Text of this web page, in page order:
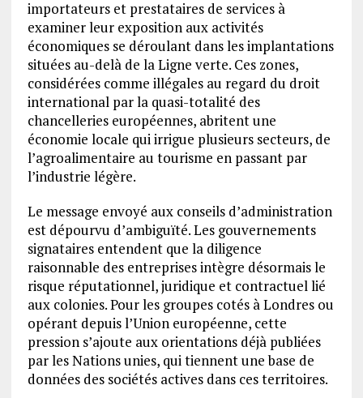
importateurs et prestataires de services à
examiner leur exposition aux activités
économiques se déroulant dans les implantations
situées au-delà de la Ligne verte. Ces zones,
considérées comme illégales au regard du droit
international par la quasi-totalité des
chancelleries européennes, abritent une
économie locale qui irrigue plusieurs secteurs, de
l’agroalimentaire au tourisme en passant par
l’industrie légère.
Le message envoyé aux conseils d’administration
est dépourvu d’ambiguïté. Les gouvernements
signataires entendent que la diligence
raisonnable des entreprises intègre désormais le
risque réputationnel, juridique et contractuel lié
aux colonies. Pour les groupes cotés à Londres ou
opérant depuis l’Union européenne, cette
pression s’ajoute aux orientations déjà publiées
par les Nations unies, qui tiennent une base de
données des sociétés actives dans ces territoires.